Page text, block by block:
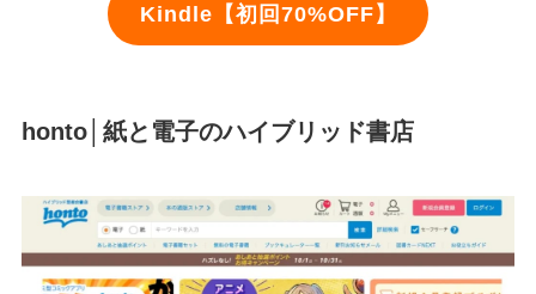
Kindle【初回70%OFF】
honto│紙と電子のハイブリッド書店